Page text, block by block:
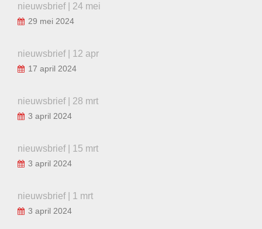
nieuwsbrief | 24 mei
29 mei 2024
nieuwsbrief | 12 apr
17 april 2024
nieuwsbrief | 28 mrt
3 april 2024
nieuwsbrief | 15 mrt
3 april 2024
nieuwsbrief | 1 mrt
3 april 2024